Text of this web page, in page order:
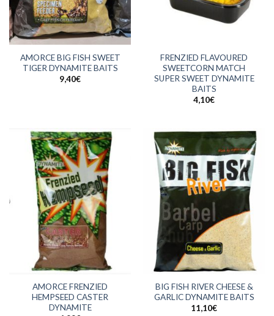
AMORCE BIG FISH SWEET
TIGER DYNAMITE BAITS
9,40€
FRENZIED FLAVOURED
SWEETCORN MATCH
SUPER SWEET DYNAMITE
BAITS
4,10€
AMORCE FRENZIED
HEMPSEED CASTER
DYNAMITE
BIG FISH RIVER CHEESE &
GARLIC DYNAMITE BAITS
11,10€